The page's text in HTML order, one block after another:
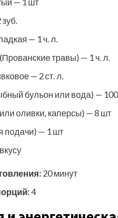
— 1 ч. л.
травы) — 1 ч. л.
— 2 ст. л.
бульон или вода) —
оливки, каперсы) — 8 шт
подачи) — 1 шт
20 минут
4